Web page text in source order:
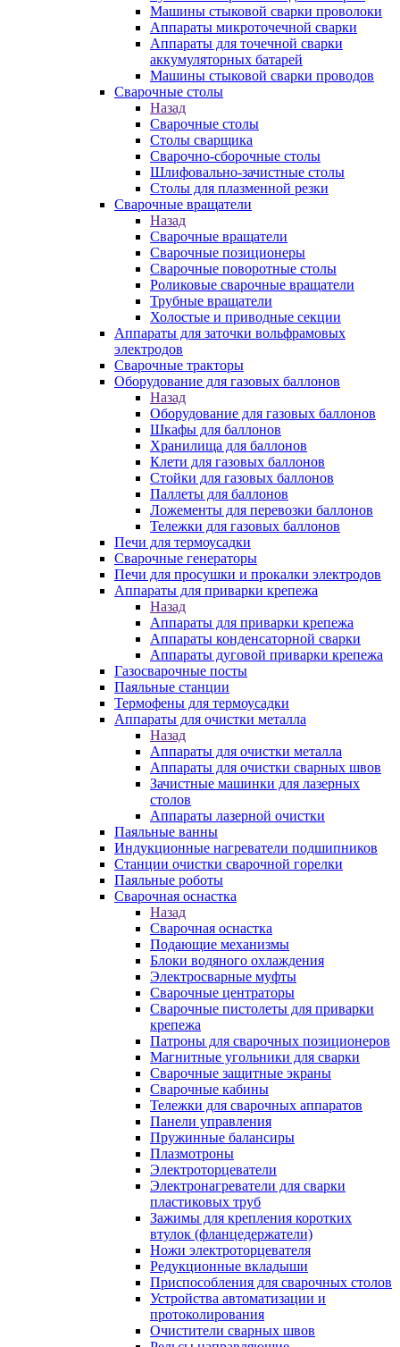
Машины стыковой сварки проволоки
Аппараты микроточечной сварки
Аппараты для точечной сварки
аккумуляторных батарей
Машины стыковой сварки проводов
Сварочные столы
Назад
Сварочные столы
Столы сварщика
Сварочно-сборочные столы
Шлифовально-зачистные столы
Столы для плазменной резки
Сварочные вращатели
Назад
Сварочные вращатели
Сварочные позиционеры
Сварочные поворотные столы
Роликовые сварочные вращатели
Трубные вращатели
Холостые и приводные секции
Аппараты для заточки вольфрамовых
электродов
Сварочные тракторы
Оборудование для газовых баллонов
Назад
Оборудование для газовых баллонов
Шкафы для баллонов
Хранилища для баллонов
Клети для газовых баллонов
Стойки для газовых баллонов
Паллеты для баллонов
Ложементы для перевозки баллонов
Тележки для газовых баллонов
Печи для термоусадки
Сварочные генераторы
Печи для просушки и прокалки электродов
Аппараты для приварки крепежа
Назад
Аппараты для приварки крепежа
Аппараты конденсаторной сварки
Аппараты дуговой приварки крепежа
Газосварочные посты
Паяльные станции
Термофены для термоусадки
Аппараты для очистки металла
Назад
Аппараты для очистки металла
Аппараты для очистки сварных швов
Зачистные машинки для лазерных
столов
Аппараты лазерной очистки
Паяльные ванны
Индукционные нагреватели подшипников
Станции очистки сварочной горелки
Паяльные роботы
Сварочная оснастка
Назад
Сварочная оснастка
Подающие механизмы
Блоки водяного охлаждения
Электросварные муфты
Сварочные центраторы
Сварочные пистолеты для приварки
крепежа
Патроны для сварочных позиционеров
Магнитные угольники для сварки
Сварочные защитные экраны
Сварочные кабины
Тележки для сварочных аппаратов
Панели управления
Пружинные балансиры
Плазмотроны
Электроторцеватели
Электронагреватели для сварки
пластиковых труб
Зажимы для крепления коротких
втулок (фланцедержатели)
Ножи электроторцевателя
Редукционные вкладыши
Приспособления для сварочных столов
Устройства автоматизации и
протоколирования
Очистители сварных швов